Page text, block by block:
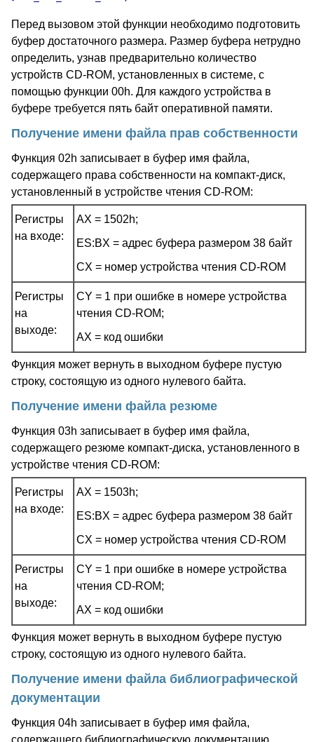
Перед вызовом этой функции необходимо подготовить
буфер достаточного размера. Размер буфера нетрудно
определить, узнав предварительно количество
устройств CD-ROM, установленных в системе, с
помощью функции 00h. Для каждого устройства в
буфере требуется пять байт оперативной памяти.
Получение имени файла прав собственности
Функция 02h записывает в буфер имя файла,
содержащего права собственности на компакт-диск,
установленный в устройстве чтения CD-ROM:
Регистры
на входе:
AX = 1502h;
ES:BX = адрес буфера размером 38 байт
CX = номер устройства чтения CD-ROM
Регистры
на
выходе:
CY = 1 при ошибке в номере устройства
чтения CD-ROM;
AX = код ошибки
Функция может вернуть в выходном буфере пустую
строку, состоящую из одного нулевого байта.
Получение имени файла резюме
Функция 03h записывает в буфер имя файла,
содержащего резюме компакт-диска, установленного в
устройстве чтения CD-ROM:
Регистры
на входе:
AX = 1503h;
ES:BX = адрес буфера размером 38 байт
CX = номер устройства чтения CD-ROM
Регистры
на
выходе:
CY = 1 при ошибке в номере устройства
чтения CD-ROM;
AX = код ошибки
Функция может вернуть в выходном буфере пустую
строку, состоящую из одного нулевого байта.
Получение имени файла библиографической
документации
Функция 04h записывает в буфер имя файла,
содержащего библиографическую документацию